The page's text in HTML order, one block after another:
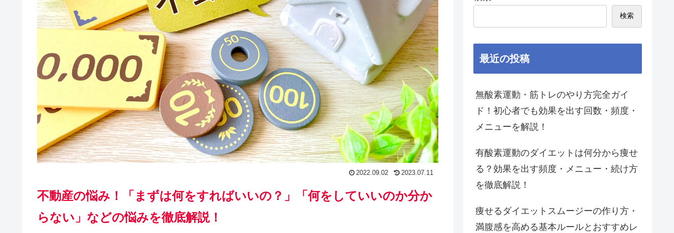
2022.09.02 2023.07.11
不動産の悩み！「まずは何をすればいいの？」「何をしていいのか分か
らない」などの悩みを徹底解説！
検索
最近の投稿
無酸素運動・筋トレのやり方完全ガイ
ド！初心者でも効果を出す回数・頻度・
メニューを解説！
有酸素運動のダイエットは何分から痩せ
る？効果を出す頻度・メニュー・続け方
を徹底解説！
痩せるダイエットスムージーの作り方・
満腹感を高める基本ルールとおすすめレ